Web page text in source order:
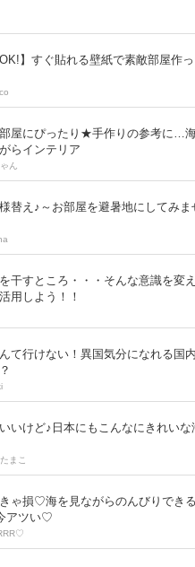
OK!】すぐ貼れる壁紙で素敵部屋作
屋にぴったり★手作りの参考に…
らインテリア
ん
替え♪～お部屋を避暑地にしてみま
干すところ・・・そんな意識を変
用しよう！！
て行けない！異国気分になれる国
いけど♪日本にもこんなにきれいな
まこ
ゃ損♡海を見ながらのんびりでき
アツい♡